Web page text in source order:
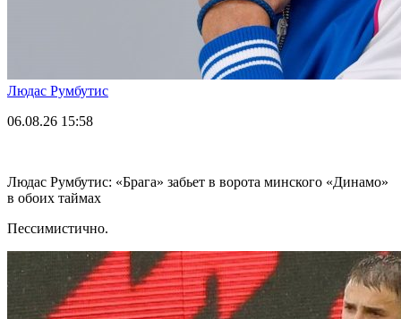
Людас Румбутис
06.08.26 15:58
Людас Румбутис: «Брага» забьет в ворота минского «Динамо»
в обоих таймах
Пессимистично.